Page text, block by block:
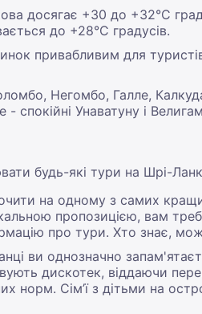
досягає +30 до +32°С
до +28°С градусів.
привабливим для
Негомбо, Галле,
Унаватуну і
будь-які тури на Шрі-
на одному з самих
пропозицією, вам
про тури. Хто знає,
ви однозначно
дискотек, віддаючи
норм. Сім’ї з дітьми на